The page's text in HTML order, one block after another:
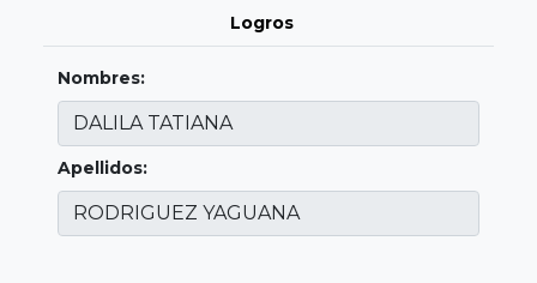
Logros
Nombres:
Apellidos: